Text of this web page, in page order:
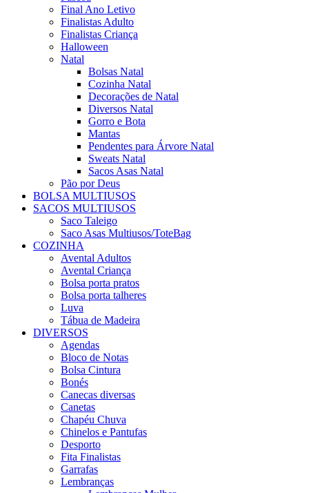
Final Ano Letivo
Finalistas Adulto
Finalistas Criança
Halloween
Natal
Bolsas Natal
Cozinha Natal
Decorações de Natal
Diversos Natal
Gorro e Bota
Mantas
Pendentes para Árvore Natal
Sweats Natal
Sacos Asas Natal
Pão por Deus
BOLSA MULTIUSOS
SACOS MULTIUSOS
Saco Taleigo
Saco Asas Multiusos/ToteBag
COZINHA
Avental Adultos
Avental Criança
Bolsa porta pratos
Bolsa porta talheres
Luva
Tábua de Madeira
DIVERSOS
Agendas
Bloco de Notas
Bolsa Cintura
Bonés
Canecas diversas
Canetas
Chapéu Chuva
Chinelos e Pantufas
Desporto
Fita Finalistas
Garrafas
Lembranças